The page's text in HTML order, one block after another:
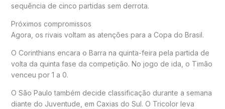
sequência de cinco partidas sem derrota.
Próximos compromissos
Agora, os rivais voltam as atenções para a Copa do Brasil.
O Corinthians encara o Barra na quinta-feira pela partida de
volta da quinta fase da competição. No jogo de ida, o Timão
venceu por 1 a 0.
O São Paulo também decide classificação durante a semana
diante do Juventude, em Caxias do Sul. O Tricolor leva